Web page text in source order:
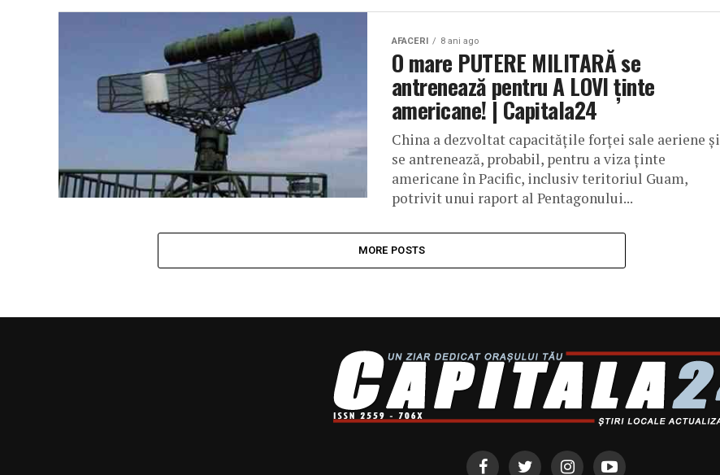
AFACERI 8 ani ago
O mare PUTERE MILITARĂ se
antrenează pentru A LOVI ținte
americane! | Capitala24
China a dezvoltat capacităţile forţei sale aeriene şi
se antrenează, probabil, pentru a viza ţinte
americane în Pacific, inclusiv teritoriul Guam,
potrivit unui raport al Pentagonului...
MORE POSTS